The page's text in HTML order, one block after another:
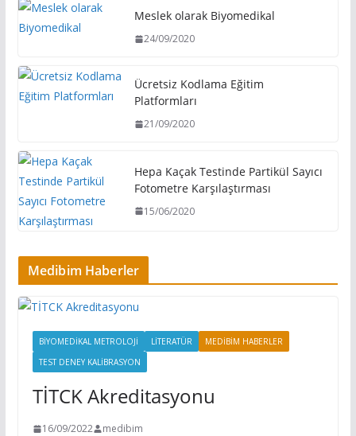
Meslek olarak Biyomedikal
24/09/2020
Ücretsiz Kodlama Eğitim
Platformları
21/09/2020
Hepa Kaçak Testinde Partikül Sayıcı
Fotometre Karşılaştırması
15/06/2020
Medibim Haberler
BIYOMEDIKAL METROLOJI LITERATÜR
MEDIBIM HABERLER
TEST DENEY KALIBRASYON
TİTCK Akreditasyonu
16/09/2022 medibim